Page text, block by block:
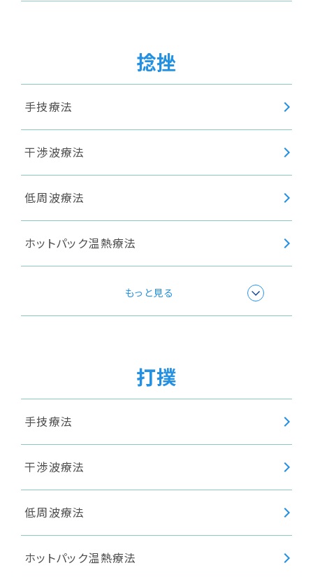
捻挫
手技療法
干渉波療法
低周波療法
ホットパック温熱療法
もっと見る
打撲
手技療法
干渉波療法
低周波療法
ホットパック温熱療法